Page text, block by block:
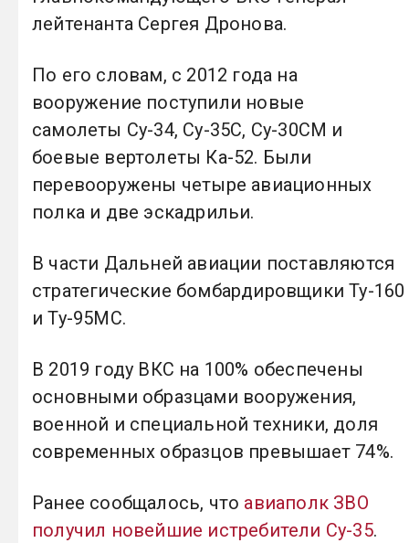
лейтенанта Сергея Дронова.
По его словам, с 2012 года на
вооружение поступили новые
самолеты Су-34, Су-35С, Су-30СМ и
боевые вертолеты Ка-52. Были
перевооружены четыре авиационных
полка и две эскадрильи.
В части Дальней авиации поставляются
стратегические бомбардировщики Ту-160
и Ту-95МС.
В 2019 году ВКС на 100% обеспечены
основными образцами вооружения,
военной и специальной техники, доля
современных образцов превышает 74%.
Ранее сообщалось, что авиаполк ЗВО
получил новейшие истребители Су-35.